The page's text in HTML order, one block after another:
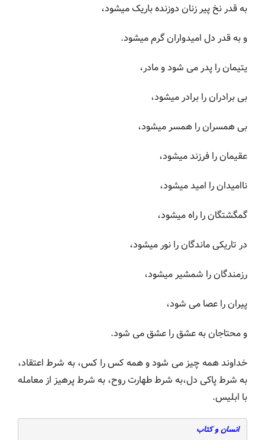
به قدر نخ پیر زنان دوزنده باریک میشود،
و به قدر دل امیدواران گرم میشود.
یتیمان را پدر می شود و مادر،
بی برادران را برادر میشود،
بی همسران را همسر میشود،
عقیمان را فرزند میشود،
ناامیدان را امید میشود،
گمگشتگان را راه میشود،
در تاریکی ماندگان را نور میشود،
رزمندگان را شمشیر میشود،
پیران را عصا می شود،
و محتاجان به عشق را عشق می شود.
خداوند همه چیز می شود و همه کس را کس، به شرط اعتقاد،
به شرط پاکی دل،به شرط طهارت روح، به شرط پرهیز از معامله
با ابلیس.
انسان و کتاب